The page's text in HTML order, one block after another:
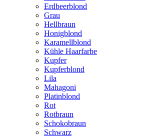
Erdbeerblond
Grau
Hellbraun
Honigblond
Karamellblond
Kühle Haarfarbe
Kupfer
Kupferblond
Lila
Mahagoni
Platinblond
Rot
Rotbraun
Schokobraun
Schwarz